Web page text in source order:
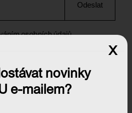
Odeslat
osobních údajů
Hradci Královénovinky
e-mailem?
x